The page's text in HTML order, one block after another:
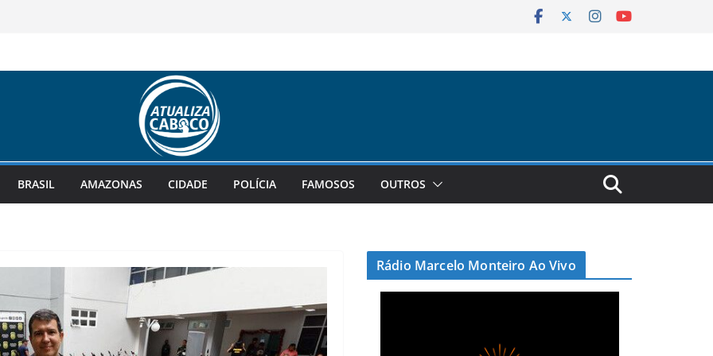
R$ 135 milhões; confira as dezenas
a facadas pelo companheiro em
como violência de gênero
como Patrimônio Mundial
velha política”, diz Roberto Cidade ao
Sul de Manaus
BRASIL AMAZONAS CIDADE POLÍCIA FAMOSOS OUTROS
Rádio Marcelo Monteiro Ao Vivo